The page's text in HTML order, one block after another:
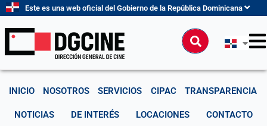
contenido
Este es una web oficial del Gobierno de la República Dominicana
Buscar
INICIO NOSOTROS SERVICIOS CIPAC TRANSPARENCIA
NOTICIAS DE INTERÉS LOCACIONES CONTACTO